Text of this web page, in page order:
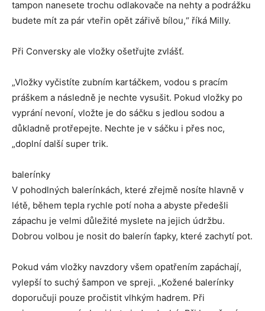
tampon nanesete trochu odlakovače na nehty a podrážku
budete mít za pár vteřin opět zářivě bílou,“ říká Milly.
Při Conversky ale vložky ošetřujte zvlášť.
„Vložky vyčistíte zubním kartáčkem, vodou s pracím
práškem a následně je nechte vysušit. Pokud vložky po
vyprání nevoní, vložte je do sáčku s jedlou sodou a
důkladně protřepejte. Nechte je v sáčku i přes noc,
„doplní další super trik.
balerínky
V pohodlných balerínkách, které zřejmě nosíte hlavně v
létě, během tepla rychle potí noha a abyste předešli
zápachu je velmi důležité myslete na jejich údržbu.
Dobrou volbou je nosit do balerín ťapky, které zachytí pot.
Pokud vám vložky navzdory všem opatřením zapáchají,
vylepší to suchý šampon ve spreji. „Kožené balerínky
doporučuji pouze pročistit vlhkým hadrem. Při